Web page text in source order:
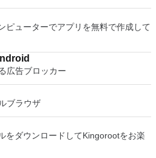
ピューターでアプリを無料で作成して
広告ブロッカー
ブラウザ
をダウンロードしてKingorootをお楽